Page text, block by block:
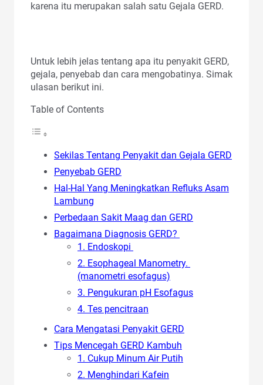
karena itu merupakan salah satu Gejala GERD.
Untuk lebih jelas tentang apa itu penyakit GERD,
gejala, penyebab dan cara mengobatinya. Simak
ulasan berikut ini.
Table of Contents
Sekilas Tentang Penyakit dan Gejala GERD
Penyebab GERD
Hal-Hal Yang Meningkatkan Refluks Asam
Lambung
Perbedaan Sakit Maag dan GERD
Bagaimana Diagnosis GERD?
1. Endoskopi
2. Esophageal Manometry.
(manometri esofagus)
3. Pengukuran pH Esofagus
4. Tes pencitraan
Cara Mengatasi Penyakit GERD
Tips Mencegah GERD Kambuh
1. Cukup Minum Air Putih
2. Menghindari Kafein